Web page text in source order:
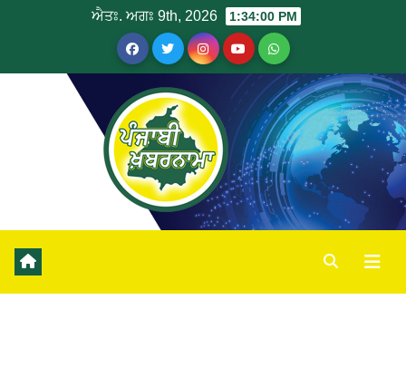
ਐਤਃ. ਅਗਃ 9th, 2026 1:34:01 PM